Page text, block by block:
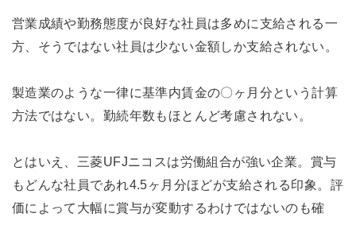
営業成績や勤務態度が良好な社員は多めに支給される一
方、そうではない社員は少ない金額しか支給されない。
製造業のような一律に基準内賃金の〇ヶ月分という計算
方法ではない。勤続年数もほとんど考慮されない。
とはいえ、三菱UFJニコスは労働組合が強い企業。賞与
もどんな社員であれ4.5ヶ月分ほどが支給される印象。評
価によって大幅に賞与が変動するわけではないのも確